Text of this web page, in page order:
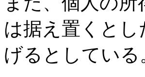
は据え置くと
げるとしている